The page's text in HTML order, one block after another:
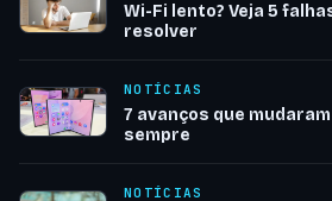
Wi-Fi lento? Veja 5
resolver
NOTÍCIAS
7 avanços que
sempre
NOTÍCIAS